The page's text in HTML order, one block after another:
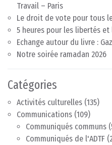
Travail – Paris
Le droit de vote pour tous
5 heures pour les libertés
Echange autour du livre :
Notre soirée ramadan 2026
Catégories
Activités culturelles (135)
Communications (109)
Communiqués communs
Communiqués de l'ADTF